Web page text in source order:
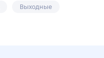
Выходные